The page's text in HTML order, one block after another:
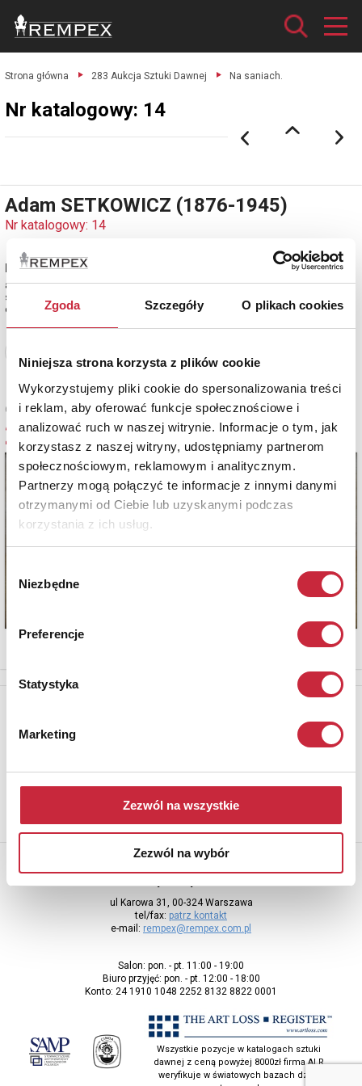
Zgoda Szczegóły O plikach cookies
Niniejsza strona korzysta z plików cookie
Wykorzystujemy pliki cookie do spersonalizowania treści
i reklam, aby oferować funkcje społecznościowe i
analizować ruch w naszej witrynie. Informacje o tym, jak
korzystasz z naszej witryny, udostępniamy partnerom
społecznościowym, reklamowym i analitycznym.
Partnerzy mogą połączyć te informacje z innymi danymi
otrzymanymi od Ciebie lub uzyskanymi podczas
korzystania z ich usług.
zgody
Niezbędne
Preferencje
Statystyka
Marketing
Zezwól na wszystkie
Zezwól na wybór
Strona główna 283 Aukcja Sztuki Dawnej Na saniach.
Nr katalogowy: 14
Adam SETKOWICZ (1876-1945)
Nr katalogowy: 14
Na saniach
akwarela, papier; 17 x 33 cm;
sygn. l.d.: A. Setkowicz
estymacja: 2 300 - 2 700 zł
Cena oferowana
2 000 zł
Aby otrzymywać informacje o nowych aukcjach, prosimy podać
ul Karowa 31, 00-324 Warszawa
tel/fax: patrz kontakt
e-mail: rempex@rempex.com.pl
Salon: pon. - pt. 11:00 - 19:00
Biuro przyjęć: pon. - pt. 12:00 - 18:00
Konto: 24 1910 1048 2252 8132 8822 0001
Wszystkie pozycje w katalogach sztuki
dawnej z ceną powyżej 8000zł firma ALR
weryfikuje w światowych bazach dzieł